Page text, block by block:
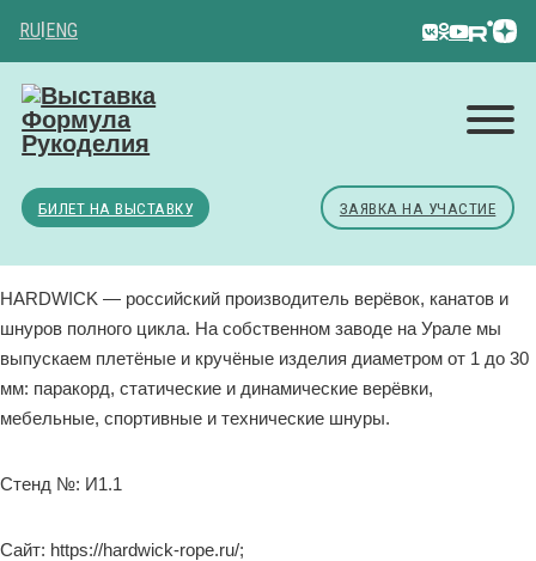
RU ENG
БИЛЕТ НА ВЫСТАВКУ ЗАЯВКА НА УЧАСТИЕ
HARDWICK — российский производитель верёвок, канатов и
шнуров полного цикла. На собственном заводе на Урале мы
выпускаем плетёные и кручёные изделия диаметром от 1 до 30
мм: паракорд, статические и динамические верёвки,
мебельные, спортивные и технические шнуры.
Стенд №: И1.1
Сайт: https://hardwick-rope.ru/;